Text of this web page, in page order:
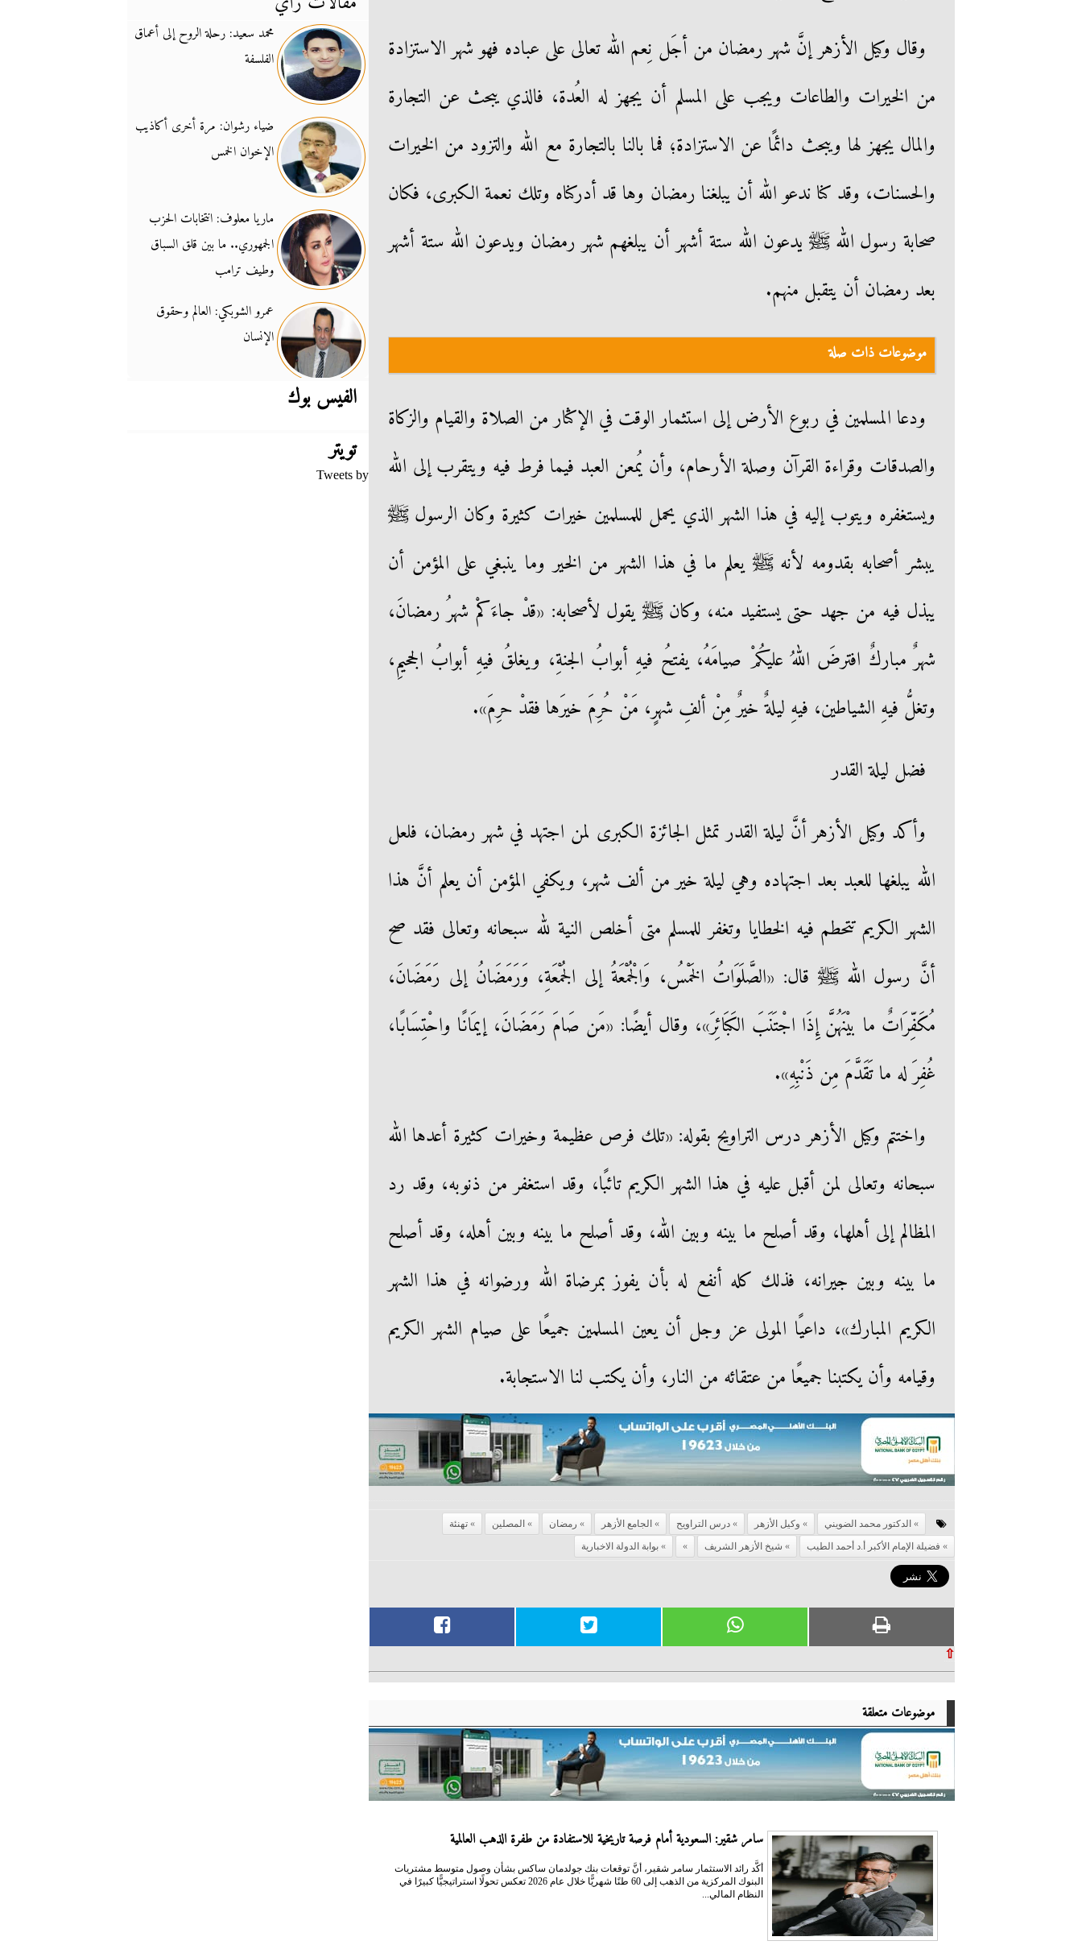
وقال وكيل الأزهر إنَّ شهر رمضان من أجَل نِعم الله تعالى على عباده فهو شهر الاستزادة
من الخيرات والطاعات ويجب على المسلم أن يجهز له العُدة، فالذي يبحث عن التجارة
والمال يجهز لها ويبحث دائمًا عن الاستزادة؛ فما بالنا بالتجارة مع الله والتزود من الخيرات
والحسنات، وقد كنا ندعو الله أن يبلغنا رمضان وها قد أدركناه وتلك نعمة الكبرى، فكان
صحابة رسول الله ﷺ يدعون الله ستة أشهر أن يبلغهم شهر رمضان ويدعون الله ستة أشهر
بعد رمضان أن يتقبل منهم.
موضوعات ذات صلة
ودعا المسلمين في ربوع الأرض إلى استثمار الوقت في الإكثار من الصلاة والقيام والزكاة
والصدقات وقراءة القرآن وصلة الأرحام، وأن يُمعن العبد فيما فرط فيه ويتقرب إلى الله
ويستغفره ويتوب إليه في هذا الشهر الذي يحمل للمسلمين خيرات كثيرة وكان الرسول ﷺ
يبشر أصحابه بقدومه لأنه ﷺ يعلم ما في هذا الشهر من الخير وما ينبغي على المؤمن أن
يبذل فيه من جهد حتى يستفيد منه، وكان ﷺ يقول لأصحابه: «قدْ جاءَكمْ شهرُ رمضانَ،
شهرٌ مباركٌ افترضَ اللهُ عليكُمْ صيامَهُ، يفتحُ فيهِ أبوابُ الجنةِ، ويغلقُ فيهِ أبوابُ الجحيمِ،
وتغلُّ فيهِ الشياطين، فيهِ ليلةٌ خيرٌ مِنْ ألفِ شهرٍ، مَنْ حُرِمَ خيرَها فقدْ حرِمَ».
فضل ليلة القدر
وأكد وكيل الأزهر أنَّ ليلة القدر تمثل الجائزة الكبرى لمن اجتهد في شهر رمضان، فلعل
الله يبلغها للعبد بعد اجتهاده وهي ليلة خير من ألف شهر، ويكفي المؤمن أن يعلم أنَّ هذا
الشهر الكريم تتحطم فيه الخطايا وتغفر للمسلم متى أخلص النية لله سبحانه وتعالى فقد صح
أنَّ رسول الله ﷺ قال: «الصَّلَوَاتُ الخَمْسُ، وَالْجُمْعَةُ إلى الجُمْعَةِ، وَرَمَضَانُ إلى رَمَضَانَ،
مُكَفِّرَاتٌ ما بيْنَهُنَّ إِذَا اجْتَنَبَ الكَبَائِرَ»، وقال أيضًا: «مَن صَامَ رَمَضَانَ، إيمَانًا واحْتِسَابًا،
غُفِرَ له ما تَقَدَّمَ مِن ذَنْبِهِ».
واختتم وكيل الأزهر درس التراويح بقوله: «تلك فرص عظيمة وخيرات كثيرة أعدها الله
سبحانه وتعالى لمن أقبل عليه في هذا الشهر الكريم تائبًا، وقد استغفر من ذنوبه، وقد رد
المظالم إلى أهلها، وقد أصلح ما بينه وبين الله، وقد أصلح ما بينه وبين أهله، وقد أصلح
ما بينه وبين جيرانه، فذلك كله أنفع له بأن يفوز بمرضاة الله ورضوانه في هذا الشهر
الكريم المبارك»، داعيًا المولى عز وجل أن يعين المسلمين جميعًا على صيام الشهر الكريم
وقيامه وأن يكتبنا جميعًا من عتقائه من النار، وأن يكتب لنا الاستجابة.
الدكتور محمد الضويني وكيل الأزهر درس التراويح الجامع الأزهر رمضان المصلين
تهنئة
فضيلة الإمام الأكبر أ.د أحمد الطيب
شيخ الأزهر الشريف بوابة الدولة الاخبارية
⇧
موضوعات متعلقة
سامر شقير: السعودية أمام فرصة تاريخية للاستفادة من طفرة الذهب العالمية
أكَّد رائد الاستثمار سامر شقير، أنَّ توقعات بنك جولدمان ساكس بشأن وصول متوسط مشتريات
البنوك المركزية من الذهب إلى 60 طنًا شهريًّا خلال عام 2026 تعكس تحولًا استراتيجيًّا كبيرًا في
النظام المالي...
محمد سعيد: رحلة الروح إلى أعماق
الفلسفة
ضياء رشوان: مرة أخرى أكاذيب
الإخوان الخمس
ماريا معلوف: انتخابات الحزب
الجمهوري.. ما بين قلق السباق
وطيف ترامب
عمرو الشوبكي: العالم وحقوق
الإنسان
الفيس بوك
تويتر
Tweets by